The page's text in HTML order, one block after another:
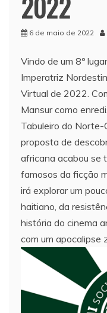
6 de maio de 2022
Vindo de um 8º
Imperatriz
Virtual de 2022.
Mansur como
Tabuleiro do Norte-
proposta de
africana acabou se
famosos da ficção
irá explorar um
haitiano, da
história do cinema
com um apocalipse